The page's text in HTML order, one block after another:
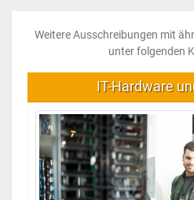
Weitere Ausschreibungen mit
unter folgenden
IT-Hardware